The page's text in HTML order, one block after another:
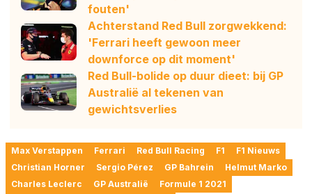
fouten'
Achterstand Red Bull zorgwekkend:
'Ferrari heeft gewoon meer
downforce op dit moment'
Red Bull-bolide op duur dieet: bij GP
Australië al tekenen van
gewichtsverlies
Max Verstappen Ferrari Red Bull Racing F1
F1 Nieuws
Christian Horner
Sergio Pérez GP Bahrein
Helmut Marko
Charles Leclerc
GP Australië
Formule 1 2021